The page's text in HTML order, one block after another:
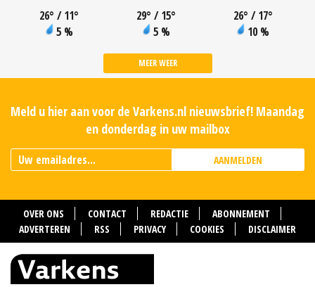
26° / 11°
5 %
29° / 15°
5 %
26° / 17°
10 %
MEER WEER
Meld u hier aan voor de Varkens.nl nieuwsbrief! Maandag
en donderdag in uw mailbox
AANMELDEN
OVER ONS CONTACT REDACTIE
ABONNEMENT
ADVERTEREN
RSS PRIVACY COOKIES DISCLAIMER